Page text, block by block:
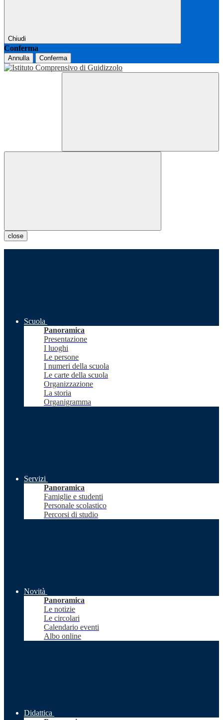
Chiudi
Conferma
Annulla Conferma
close
Scuola
Panoramica
Presentazione
I luoghi
Le persone
I numeri della scuola
Le carte della scuola
Organizzazione
La storia
Organigramma
Servizi
Panoramica
Famiglie e studenti
Personale scolastico
Percorsi di studio
Novità
Panoramica
Le notizie
Le circolari
Calendario eventi
Albo online
Didattica